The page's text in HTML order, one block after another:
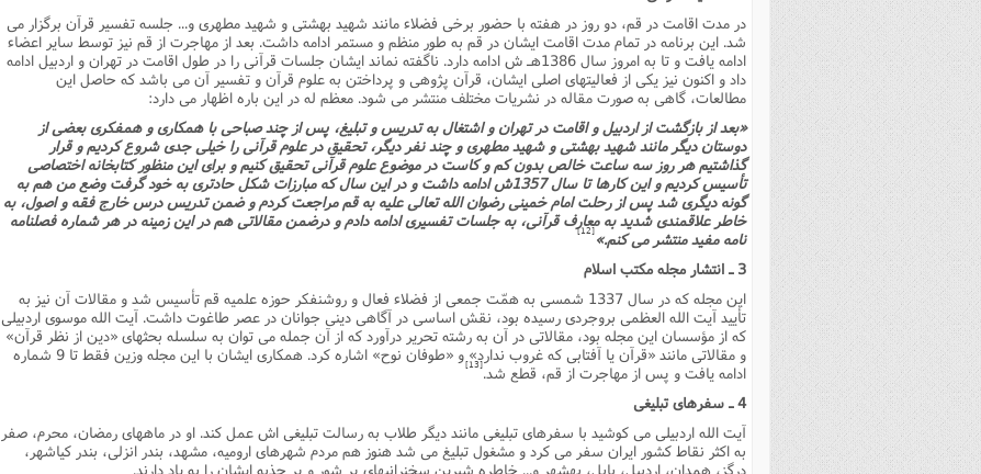
در مدت اقامت در قم، دو روز در هفته با حضور برخى فضلاء مانند شهید بهشتى و شهید مطهرى و... جلسه تفسیر قرآن برگزار مى
شد. این برنامه در تمام مدت اقامت ایشان در قم به طور منظم و مستمر ادامه داشت. بعد از مهاجرت از قم نیز توسط سایر اعضاء
ادامه یافت و تا به امروز سال 1386هـ ش ادامه دارد. ناگفته نماند ایشان جلسات قرآنى را در طول اقامت در تهران و اردبیل ادامه
داد و اکنون نیز یکى از فعالیتهاى اصلى ایشان، قرآن پژوهى و پرداختن به علوم قرآن و تفسیر آن مى باشد که حاصل این
مطالعات، گاهى به صورت مقاله در نشریات مختلف منتشر مى شود. معظم له در این باره اظهار مى دارد:
«بعد از بازگشت از اردبیل و اقامت در تهران و اشتغال به تدریس و تبلیغ، پس از چند صباحى با همکارى و همفکرى بعضى از
دوستان دیگر مانند شهید بهشتى و شهید مطهرى و چند نفر دیگر، تحقیق در علوم قرآنى را خیلى جدى شروع کردیم و قرار
گذاشتیم هر روز سه ساعت خالص بدون کم و کاست در موضوع علوم قرآنى تحقیق کنیم و براى این منظور کتابخانه اختصاصى
تأسیس کردیم و این کارها تا سال 1357ش ادامه داشت و در این سال که مبارزات شکل حادترى به خود گرفت وضع من هم به
گونه دیگرى شد پس از رحلت امام خمینى رضوان الله تعالى علیه به قم مراجعت کردم و ضمن تدریس درس خارج فقه و اصول، به
خاطر علاقمندى شدید به معارف قرآنى، به جلسات تفسیرى ادامه دادم و درضمن مقالاتى هم در این زمینه در هر شماره فصلنامه
نامه مفید منتشر مى کنم.»[12]
3 ـ انتشار مجله مکتب اسلام
این مجله که در سال 1337 شمسى به همّت جمعى از فضلاء فعال و روشنفکر حوزه علمیه قم تأسیس شد و مقالات آن نیز به
تأیید آیت الله العظمى بروجردى رسیده بود، نقش اساسى در آگاهى دینى جوانان در عصر طاغوت داشت. آیت الله موسوى اردبیلى
که از مؤسسان این مجله بود، مقالاتى در آن به رشته تحریر درآورد که از آن جمله مى توان به سلسله بحثهاى «دین از نظر قرآن»
و مقالاتى مانند «قرآن یا آفتابى که غروب ندارد» و «طوفان نوح» اشاره کرد. همکارى ایشان با این مجله وزین فقط تا 9 شماره
ادامه یافت و پس از مهاجرت از قم، قطع شد.[13]
4 ـ سفرهاى تبلیغى
آیت الله اردبیلى مى کوشید با سفرهاى تبلیغى مانند دیگر طلاب به رسالت تبلیغى اش عمل کند. او در ماههاى رمضان، محرم، صفر
به اکثر نقاط کشور ایران سفر مى کرد و مشغول تبلیغ مى شد هنوز هم مردم شهرهاى ارومیه، مشهد، بندر انزلى، بندر کیاشهر،
درگز، همدان، اردبیل، بابل، بهشهر و... خاطره شیرین سخنرانیهاى پر شور و پر جذبه ایشان را به یاد دارند.